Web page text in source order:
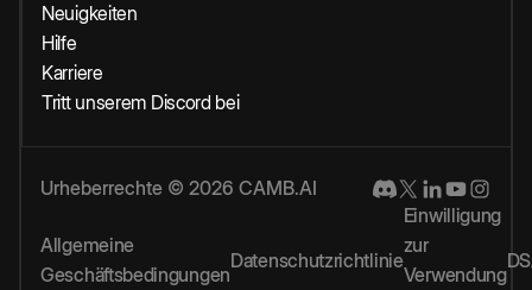
Neuigkeiten
Hilfe
Karriere
Tritt unserem Discord bei
Urheberrechte © 2026 CAMB.AI
Allgemeine
Geschäftsbedingungen
Datenschutzrichtlinie
Einwilligung
zur
Verwendung